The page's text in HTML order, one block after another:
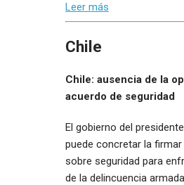
Leer más
Chile
Chile: ausencia de la
acuerdo de seguridad
El gobierno del
puede concretar la
sobre seguridad para
de la delincuencia